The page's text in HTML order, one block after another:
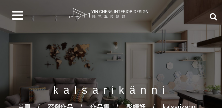
kalsarikänni